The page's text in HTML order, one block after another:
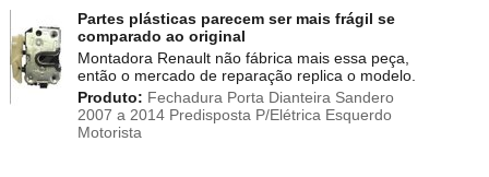
Partes plásticas parecem ser mais frágil se
comparado ao original
Montadora Renault não fábrica mais essa peça,
então o mercado de reparação replica o modelo.
Produto: Fechadura Porta Dianteira Sandero
2007 a 2014 Predisposta P/Elétrica Esquerdo
Motorista